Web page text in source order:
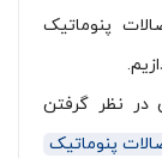
پنوماتیک
در نظر گرفتن
پنوماتیک